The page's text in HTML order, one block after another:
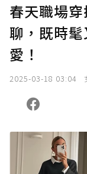
春天職場
聊，既時
愛！
2025-03-18 03:04